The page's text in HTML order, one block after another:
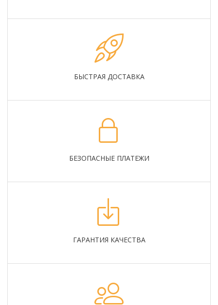
БЫСТРАЯ ДОСТАВКА
БЕЗОПАСНЫЕ ПЛАТЕЖИ
ГАРАНТИЯ КАЧЕСТВА